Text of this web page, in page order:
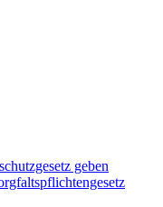
geben